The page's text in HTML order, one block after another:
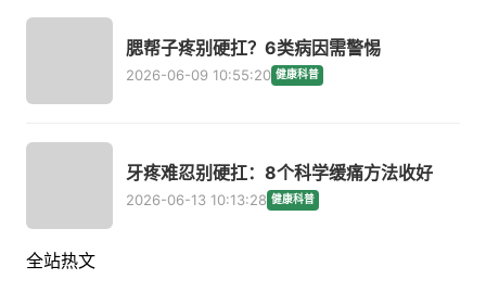
腮帮子疼别硬扛？6类病因需警惕
2026-06-09 10:55:20 健康科普
牙疼难忍别硬扛：8个科学缓痛方法收好
2026-06-13 10:13:28 健康科普
全站热文